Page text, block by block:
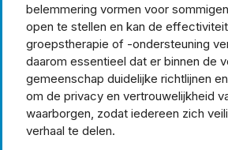
belemmering vormen voor
open te stellen en kan de
groepstherapie of -ondersteuning
daarom essentieel dat er binnen de
gemeenschap duidelijke richtlijnen
om de privacy en vertrouwelijkheid
waarborgen, zodat iedereen zich
verhaal te delen.